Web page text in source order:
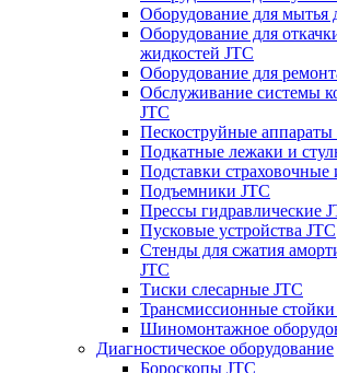
Оборудование для мытья
Оборудование для
жидкостей JTC
Оборудование для
Обслуживание системы
JTC
Пескоструйные аппараты
Подкатные лежаки и
Подставки
Подъемники JTC
Прессы гидравлические
Пусковые устройства JTC
Стенды для сжатия
JTC
Тиски слесарные JTC
Трансмиссионные
Шиномонтажное
Диагностическое оборудование
Бороскопы JTC